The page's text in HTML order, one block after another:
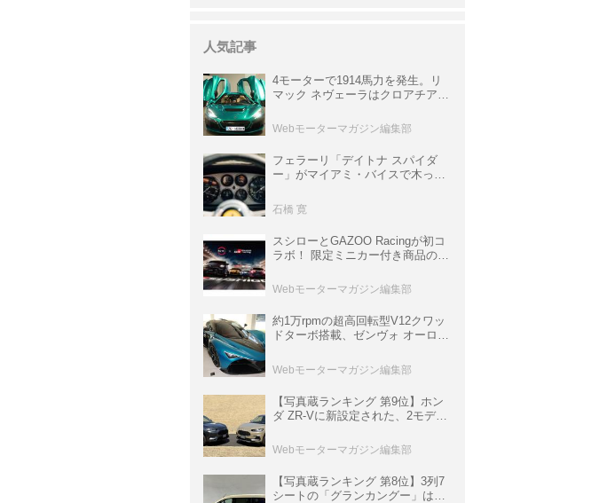
人気記事
4モーターで1914馬力を発生。リ
マック ネヴェーラはクロアチア発
ロニクル・完全版／115】
Webモーターマガジン編集部
フェラーリ「デイトナ スパイダ
ー」がマイアミ・バイスで木っ端
サ」に化けた理由
石橋 寛
スシローとGAZOO Racingが初コ
ラボ！ 限定ミニカー付き商品の
ト体験があたる抽選企画などを展
Webモーターマガジン編集部
約1万rpmの超高回転型V12クワッ
ドターボ搭載、ゼンヴォ オーロラ
イパーカー【スーパーカークロニ
クル・完全版／116】
Webモーターマガジン編集部
【写真蔵ランキング 第9位】ホン
ダ ZR-Vに新設定された、2モデル
グ」と「ブラックスタイル」
Webモーターマガジン編集部
【写真蔵ランキング 第8位】3列7
シートの「グランカングー」は、